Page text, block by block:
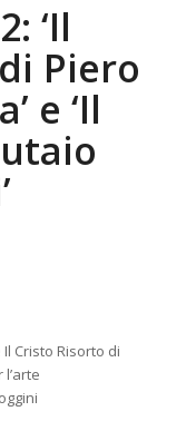
‘Il
Piero
e ‘Il
Cristo Risorto di